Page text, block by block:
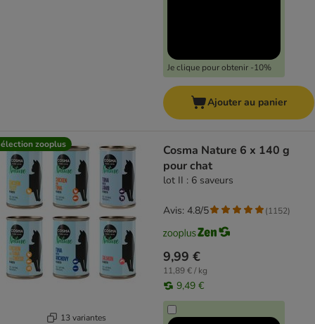
Je clique pour obtenir -10%
Ajouter au panier
zooplus
13 variantes
Cosma Nature 6 x 140 g
pour chat
lot II : 6 saveurs
9,99 €
11,89 € / kg
9,49 €
Avis: 4.8/5 (1152)